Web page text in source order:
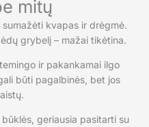
mitų
kvapas ir drėgmė.
grybelį – mažai tikėtina.
ir pakankamai ilgo
būti pagalbinės, bet jos
geriausia pasitarti su